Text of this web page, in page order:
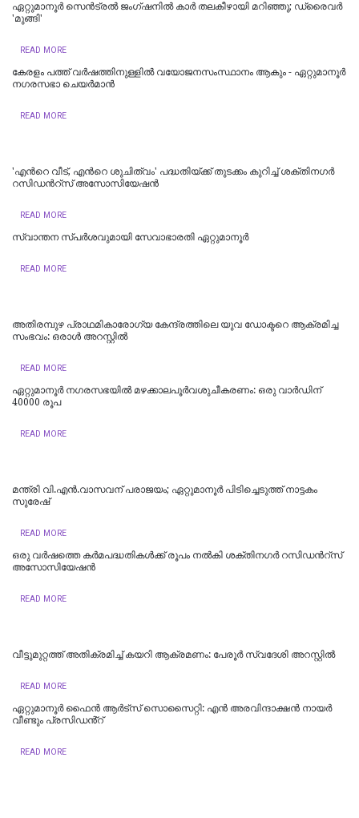
ഏറ്റുമാനൂര്‍ സെന്‍ട്രല്‍ ജംഗ്ഷനില്‍ കാര്‍ തലകീഴായി മറിഞ്ഞു; ഡ്രൈവര്‍
'മുങ്ങി'
READ MORE
കേരളം പത്ത് വർഷത്തിനുള്ളിൽ വയോജനസംസ്ഥാനം ആകും - ഏറ്റുമാനൂർ
നഗരസഭാ ചെയർമാൻ
READ MORE
'എന്‍റെ വീട്, എന്‍റെ ശുചിത്വം' പദ്ധതിയ്ക്ക് തുടക്കം കുറിച്ച് ശക്തിനഗര്‍
റസിഡന്‍റ്സ് അസോസിയേഷന്‍
READ MORE
സ്വാന്തന സ്പർശവുമായി സേവാഭാരതി ഏറ്റുമാനൂർ
READ MORE
അതിരമ്പുഴ പ്രാഥമികാരോഗ്യ കേന്ദ്രത്തിലെ യുവ ഡോക്ടറെ ആക്രമിച്ച
സംഭവം: ഒരാൾ അറസ്റ്റിൽ
READ MORE
ഏറ്റുമാനൂര്‍ നഗരസഭയില്‍ മഴക്കാലപൂര്‍വശുചീകരണം: ഒരു വാര്‍ഡിന്
40000 രൂപ
READ MORE
മന്ത്രി വി.എന്‍.വാസവന് പരാജയം; ഏറ്റുമാനൂര്‍ പിടിച്ചെടുത്ത് നാട്ടകം
സുരേഷ്
READ MORE
ഒരു വർഷത്തെ കര്‍മപദ്ധതികള്‍ക്ക് രൂപം നല്‍കി ശക്തിനഗർ റസിഡന്‍റ്സ്
അസോസിയേഷൻ
READ MORE
വീട്ടുമുറ്റത്ത് അതിക്രമിച്ച് കയറി ആക്രമണം: പേരൂർ സ്വദേശി അറസ്റ്റിൽ
READ MORE
ഏറ്റുമാനൂർ ഫൈൻ ആർട്സ് സൊസൈറ്റി: എൻ അരവിന്ദാക്ഷൻ നായർ
വീണ്ടും പ്രസിഡൻ്റ്
READ MORE